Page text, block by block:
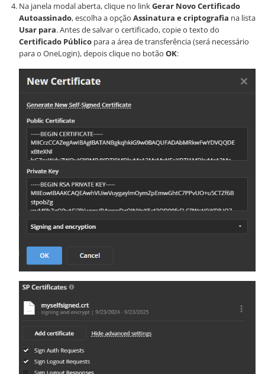
Na janela modal aberta, clique no linkGerar Novo Certificado
Autoassinado, escolha a opção Assinatura e criptografia na lista
Usar para. Antes de salvar o certificado, copie o texto do
Certificado Público para a área de transferência (será necessário
para o OneLogin), depois clique no botão OK: